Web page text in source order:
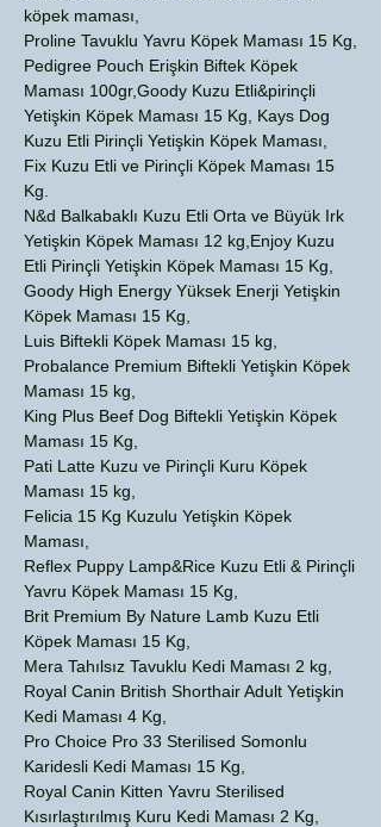
köpek maması,
Proline Tavuklu Yavru Köpek Maması 15 Kg,
Pedigree Pouch Erişkin Biftek Köpek
Maması 100gr,Goody Kuzu Etli&pirinçli
Yetişkin Köpek Maması 15 Kg, Kays Dog
Kuzu Etli Pirinçli Yetişkin Köpek Maması,
Fix Kuzu Etli ve Pirinçli Köpek Maması 15
Kg.
N&d Balkabaklı Kuzu Etli Orta ve Büyük Irk
Yetişkin Köpek Maması 12 kg,Enjoy Kuzu
Etli Pirinçli Yetişkin Köpek Maması 15 Kg,
Goody High Energy Yüksek Enerji Yetişkin
Köpek Maması 15 Kg,
Luis Biftekli Köpek Maması 15 kg,
Probalance Premium Biftekli Yetişkin Köpek
Maması 15 kg,
King Plus Beef Dog Biftekli Yetişkin Köpek
Maması 15 Kg,
Pati Latte Kuzu ve Pirinçli Kuru Köpek
Maması 15 kg,
Felicia 15 Kg Kuzulu Yetişkin Köpek
Maması,
Reflex Puppy Lamp&Rice Kuzu Etli & Pirinçli
Yavru Köpek Maması 15 Kg,
Brit Premium By Nature Lamb Kuzu Etli
Köpek Maması 15 Kg,
Mera Tahılsız Tavuklu Kedi Maması 2 kg,
Royal Canin British Shorthair Adult Yetişkin
Kedi Maması 4 Kg,
Pro Choice Pro 33 Sterilised Somonlu
Karidesli Kedi Maması 15 Kg,
Royal Canin Kitten Yavru Sterilised
Kısırlaştırılmış Kuru Kedi Maması 2 Kg,